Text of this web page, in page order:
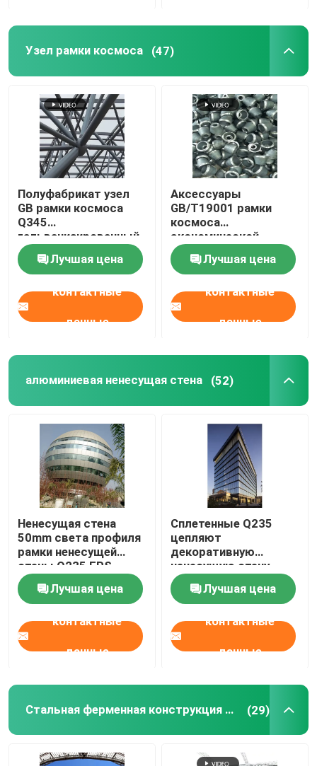
Узел рамки космоса (47)
Полуфабрикат узел
GB рамки космоса
Q345
гальванизированный
соединением
Лучшая цена
контактные
данные
Аксессуары
GB/T19001 рамки
космоса
экономической
ферменной
конструкции космоса
совместные белые
Лучшая цена
контактные
данные
алюминиевая ненесущая стена (52)
Ненесущая стена
50mm света профиля
рамки ненесущей
стены Q235 EPS
алюминиевая
Лучшая цена
контактные
данные
Сплетенные Q235
цепляют
декоративную
ненесущую стену
50mm для высоких
зданий подъема
Лучшая цена
контактные
данные
Стальная ферменная конструкция крыши (29)